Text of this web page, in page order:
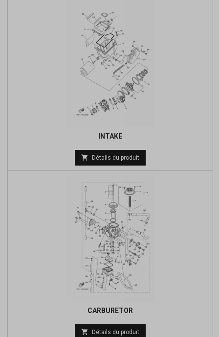
INTAKE
Prix
de
 Détails du produit
CARBURETOR
Prix
 Détails du produit